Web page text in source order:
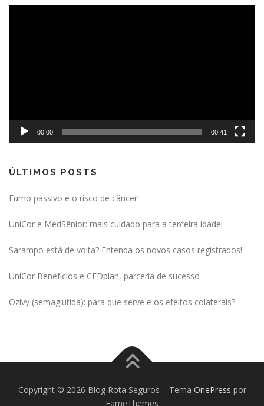
00:00 00:41
ÚLTIMOS POSTS
Fumo passivo e o risco de câncer!
UniCor e MedSênior: mais cuidado para a terceira idade!
Sarampo está de volta? Entenda os novos casos registrados!
UniCor Benefícios e CEDplan, parceria de sucesso
Ozivy (semaglutida): para que serve e os efeitos colaterais?
Copyright © 2026 Blog Rota Seguros – Tema OnePress por
FameThemes